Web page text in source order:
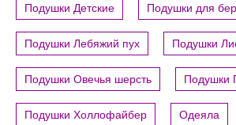
Подушки Детские Подушки для
Подушки Лебяжий пух Подушки
Подушки Овечья шерсть Подушки
Подушки Холлофайбер Одеяла